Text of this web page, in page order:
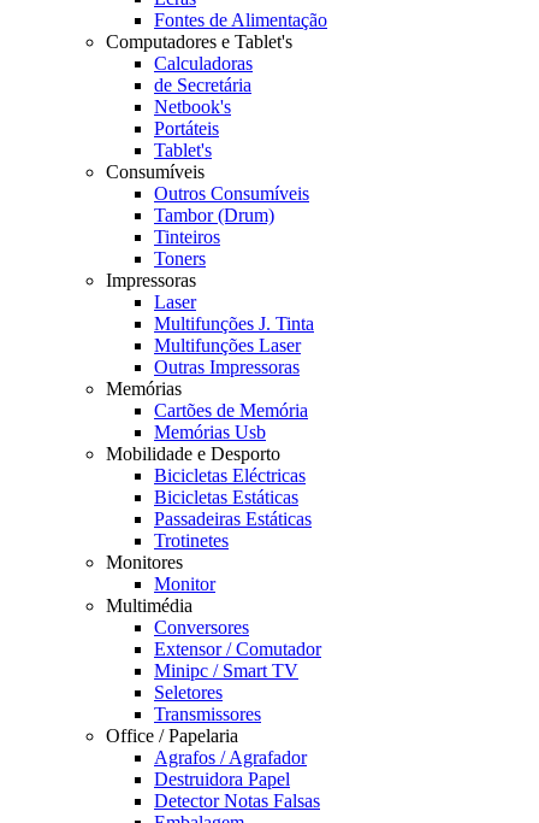
Fontes de Alimentação
Computadores e Tablet's
Calculadoras
de Secretária
Netbook's
Portáteis
Tablet's
Consumíveis
Outros Consumíveis
Tambor (Drum)
Tinteiros
Toners
Impressoras
Laser
Multifunções J. Tinta
Multifunções Laser
Outras Impressoras
Memórias
Cartões de Memória
Memórias Usb
Mobilidade e Desporto
Bicicletas Eléctricas
Bicicletas Estáticas
Passadeiras Estáticas
Trotinetes
Monitores
Monitor
Multimédia
Conversores
Extensor / Comutador
Minipc / Smart TV
Seletores
Transmissores
Office / Papelaria
Agrafos / Agrafador
Destruidora Papel
Detector Notas Falsas